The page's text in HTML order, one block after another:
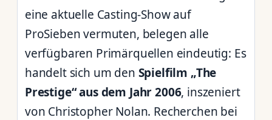
eine aktuelle Casting-Show auf
ProSieben vermuten, belegen alle
verfügbaren Primärquellen eindeutig: Es
handelt sich um den Spielfilm „The
Prestige“ aus dem Jahr 2006, inszeniert
von Christopher Nolan. Recherchen bei